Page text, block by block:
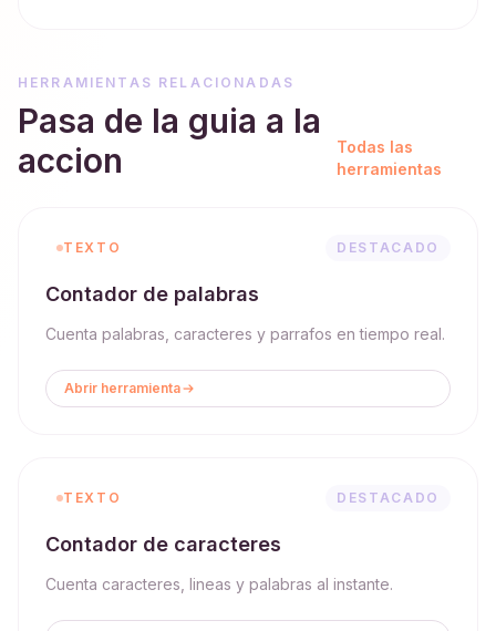
HERRAMIENTAS RELACIONADAS
Pasa de la guia a la
accion
Todas las
herramientas
TEXTO DESTACADO
Contador de palabras
Cuenta palabras, caracteres y parrafos en tiempo real.
Abrir herramienta
TEXTO DESTACADO
Contador de caracteres
Cuenta caracteres, lineas y palabras al instante.